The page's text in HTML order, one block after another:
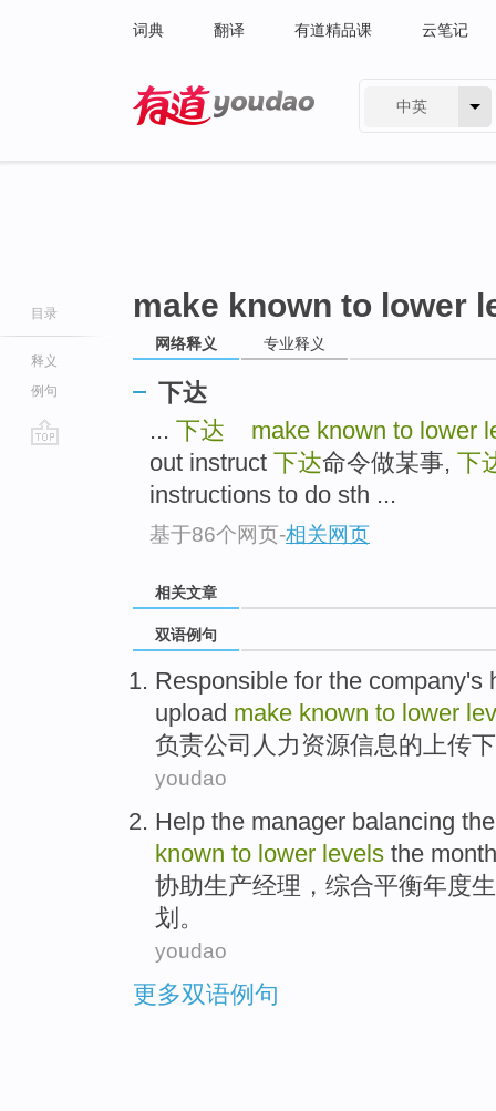
词典 翻译 有道精品课 云笔记
中英
目录
释义
例句
make known to lower
网络释义 专业释义
下达
... 下达
make known to lower
out instruct 下达命令做某事, 下
instructions to do sth ...
基于86个网页-相关网页
相关文章
双语例句
Responsible for the company's
upload make known to lower
负责公司 人力资源信息的上传
youdao
Help the manager balancing
known to lower levels the
协助生产经理 ，综合平衡年度
划 。
youdao
更多双语例句